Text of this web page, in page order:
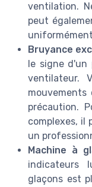
ventilation.
peut
Bruyance
le signe d'un
ventilateur.
précaution.
complexes, il
un
Machine à
indicateurs
glaçons est